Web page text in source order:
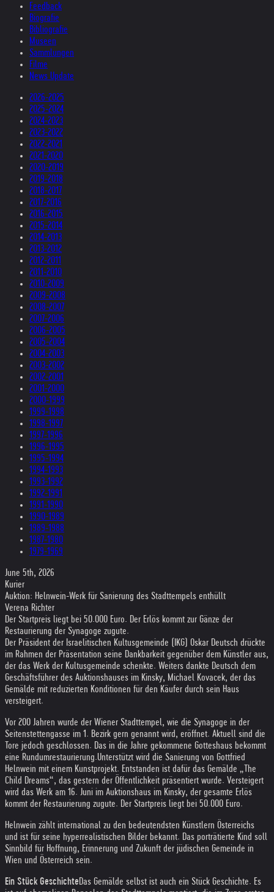
Feedback
Biografie
Bibliografie
Museen
Sammlungen
Filme
News Update
2026-2025
2025-2024
2024-2023
2023-2022
2022-2021
2021-2020
2020-2019
2019-2018
2018-2017
2017-2016
2016-2015
2015-2014
2014-2013
2013-2012
2012-2011
2011-2010
2010-2009
2009-2008
2008-2007
2007-2006
2006-2005
2005-2004
2004-2003
2003-2002
2002-2001
2001-2000
2000-1999
1999-1998
1998-1997
1997-1996
1996-1995
1995-1994
1994-1993
1993-1992
1992-1991
1991-1990
1990-1989
1989-1988
1987-1980
1979-1969
June 5th, 2026
Kurier
Auktion: Helnwein-Werk für Sanierung des Stadttempels enthüllt
Verena Richter
Der Startpreis liegt bei 50.000 Euro. Der Erlös kommt zur Gänze der
Restaurierung der Synagoge zugute.
Der Präsident der Israelitischen Kultusgemeinde (IKG) Oskar Deutsch drückte
im Rahmen der Präsentation seine Dankbarkeit gegenüber dem Künstler aus,
der das Werk der Kultusgemeinde schenkte. Weiters dankte Deutsch dem
Geschäftsführer des Auktionshauses im Kinsky, Michael Kovacek, der das
Gemälde mit reduzierten Konditionen für den Käufer durch sein Haus
versteigert.
Vor 200 Jahren wurde der Wiener Stadttempel, wie die Synagoge in der
Seitenstettengasse im 1. Bezirk gern genannt wird, eröffnet. Aktuell sind die
Tore jedoch geschlossen. Das in die Jahre gekommene Gotteshaus bekommt
eine Rundumrestaurierung.Unterstützt wird die Sanierung von Gottfried
Helnwein mit einem Kunstprojekt. Entstanden ist dafür das Gemälde „The
Child Dreams“, das gestern der Öffentlichkeit präsentiert wurde. Versteigert
wird das Werk am 16. Juni im Auktionshaus im Kinsky, der gesamte Erlös
kommt der Restaurierung zugute. Der Startpreis liegt bei 50.000 Euro.
Helnwein zählt international zu den bedeutendsten Künstlern Österreichs
und ist für seine hyperrealistischen Bilder bekannt. Das porträtierte Kind soll
Sinnbild für Hoffnung, Erinnerung und Zukunft der jüdischen Gemeinde in
Wien und Österreich sein.
Ein Stück Geschichte Das Gemälde selbst ist auch ein Stück Geschichte. Es